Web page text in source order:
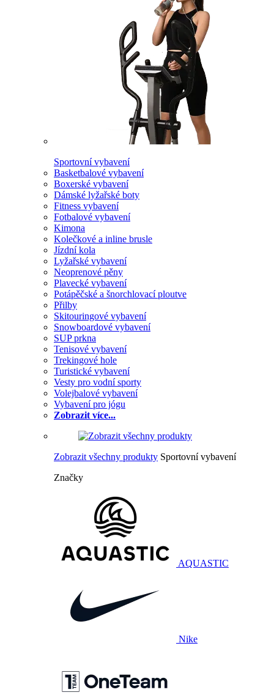
Sportovní vybavení
Basketbalové vybavení
Boxerské vybavení
Dámské lyžařské boty
Fitness vybavení
Fotbalové vybavení
Kimona
Kolečkové a inline brusle
Jízdní kola
Lyžařské vybavení
Neoprenové pěny
Plavecké vybavení
Potápěčské a šnorchlovací ploutve
Přilby
Skitouringové vybavení
Snowboardové vybavení
SUP prkna
Tenisové vybavení
Trekingové hole
Turistické vybavení
Vesty pro vodní sporty
Volejbalové vybavení
Vybavení pro jógu
Zobrazit více...
Zobrazit všechny produkty Sportovní vybavení
Značky
AQUASTIC
Nike